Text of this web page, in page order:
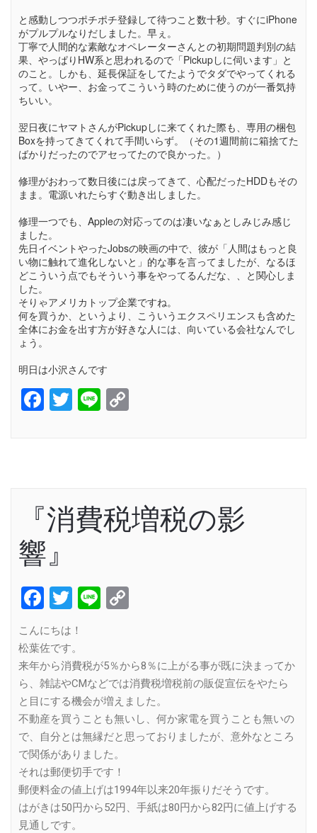
と感動しつつポチポチ登録して待つこと数十秒。すぐにiPhone
がプルプルなりだしました。早ぇ。
丁寧で人間的な素敵なオペレーターさんとの初期問題判別の結
果、やっぱりHW系と思われるので「Pickupしに伺います」と
のこと。しかも、延長保証をしてたようでタダでやってくれる
って。いやー、お金ってこういう時のために使うのが一番気持
ちいい。
翌日夜にヤマトさんがPickupしに来てくれた際も、専用の梱包
Boxを持ってきてくれて手間いらず。（その1週間前に箱捨てた
ばかりだったのでアセってたので良かった。）
修理がおわって数日後には戻ってきて、心配だったHDDもその
まま。電源いれたらすぐ動き出しました。
修理一つでも、Appleの対応ってのは凄いなぁとしみじみ感じ
ました。
先日イベントやったJobsの映画の中で、彼が「人間はもっと良
い物に触れて進化しないと」的な事を言ってましたが、なるほ
どこういう点でもそういう事をやってるんだな、、と関心しま
した。
そりゃアメリカトップ企業ですね。
何を買うか、というより、こういうエクスペリエンスも含めた
全体にお金を出す方が好きな人には、向いている会社なんでし
ょう。
明日は小沢さんです
Facebook
Twitter
Line
『消費税増税の影
響』
Facebook
Twitter
Line
こんにちは！
松葉佐です。
来年から消費税が5％から8％に上がる事が既に決まってか
ら、雑誌やCMなどでは消費税増税前の販促宣伝をやたら
と目にする機会が増えました。
不動産を買うことも無いし、何か家電を買うことも無いの
で、自分とは無縁だと思っておりましたが、意外なところ
で関係がありました。
それは郵便切手です！
郵便料金の値上げは1994年以来20年振りだそうです。
はがきは50円から52円、手紙は80円から82円に値上げする
見通しです。